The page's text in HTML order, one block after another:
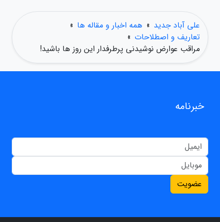
علی آباد جدید » همه اخبار و مقاله ها »
تعاریف و اصطلاحات »
مراقب عوارض نوشیدنی پرطرفدار این روز ها باشید!
خبرنامه
عضویت